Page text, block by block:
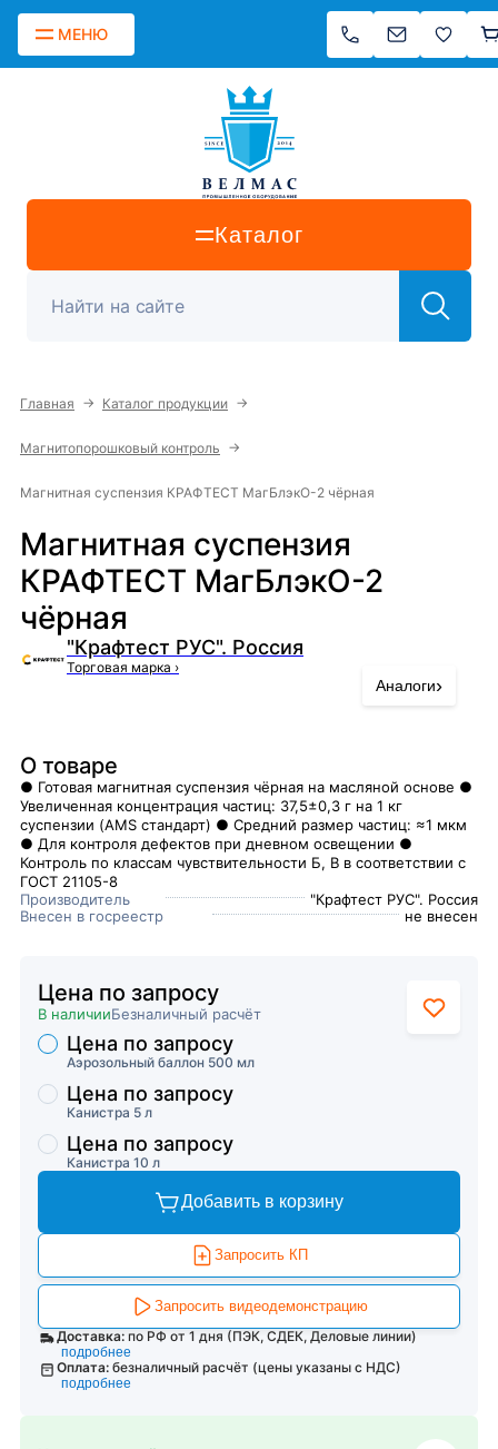
МЕНЮ
Каталог
Главная → Каталог продукции →
Магнитопорошковый контроль →
Магнитная суспензия КРАФТЕСТ МагБлэкО-2 чёрная
Магнитная суспензия
КРАФТЕСТ МагБлэкО-2
чёрная
"Крафтест РУС". Россия
Торговая марка ›
Аналоги›
О товаре
● Готовая магнитная суспензия чёрная на масляной основе ●
Увеличенная концентрация частиц: 37,5±0,3 г на 1 кг
суспензии (AMS стандарт) ● Средний размер частиц: ≈1 мкм
● Для контроля дефектов при дневном освещении ●
Контроль по классам чувствительности Б, В в соответствии с
ГОСТ 21105-8
Производитель
"Крафтест РУС". Россия
Внесен в госреестр
не внесен
Цена по запросу
В наличииБезналичный расчёт
Торговые предложения
Аэрозольный баллон 500 мл
Цена по запросу
Канистра 5 л
Цена по запросу
Канистра 10 л
Цена по запросу
Добавить в корзину
Запросить КП
Запросить видеодемонстрацию
Доставка: по РФ от 1 дня (ПЭК, СДЕК, Деловые линии)
подробнее
Оплата: безналичный расчёт (цены указаны с НДС)
подробнее